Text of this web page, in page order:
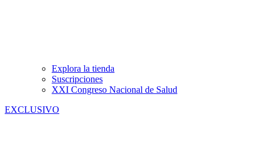
Explora la tienda
Suscripciones
XXI Congreso Nacional de Salud
EXCLUSIVO